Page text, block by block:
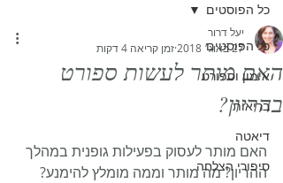
כל הפוסטים
אימון וספורט
בריאות
דיאטה
סיפורי הצלחה
כל הפוסטים
האם מותר לעשות ספורט
בהריון?
יעל דרור
27 באוג׳ 2018
זמן קריאה 4 דקות
האם מותר לעסוק בפעילות גופנית במהלך
ההריון? מה מותר וממה מומלץ להימנע?